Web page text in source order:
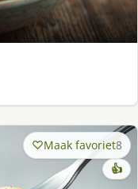
Maak favoriet8
👍